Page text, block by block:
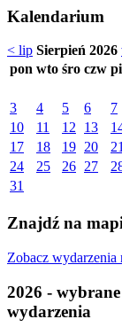
Kalendarium
< lip Sierpień 2026
pon wto śro czw
3
4 5 6 7
10
11 12 13
17
18 19 20
24
25 26 27
31
Znajdź na
Zobacz wydarzenia
2026 - wybrane
wydarzenia